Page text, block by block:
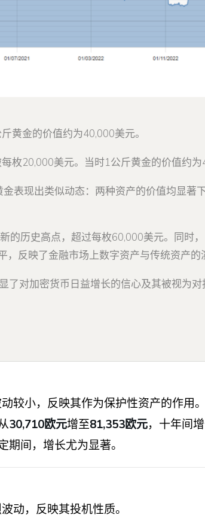
黄金的价值约为40,000美元。
枚20,000美元。当时1公斤黄金的价值约为
表现出类似动态：两种资产的价值均显著
的历史高点，超过每枚60,000美元。同时
反映了金融市场上数字资产与传统资产的
对加密货币日益增长的信心及其被视为对
较小，反映其作为保护性资产的作用。
30,710欧元增至81,353欧元，十年间
期间，增长尤为显著。
动，反映其投机性质。